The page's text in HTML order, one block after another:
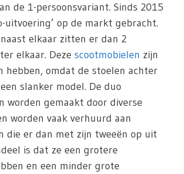
de 1-persoonsvariant. Sinds 2015
uitvoering’ op de markt gebracht.
elkaar zitten er dan 2
elkaar. Deze scootmobielen zijn
hebben, omdat de stoelen achter
slanker model. De duo
worden gemaakt door diverse
worden vaak verhuurd aan
die er dan met zijn tweeën op uit
is dat ze een grotere
en een minder grote